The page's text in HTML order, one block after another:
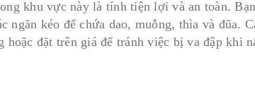
khu vực này là tính tiện lợi và an toàn.
kéo để chứa dao, muỗng, thìa và đũa.
đặt trên giá để tránh việc bị va đập khi